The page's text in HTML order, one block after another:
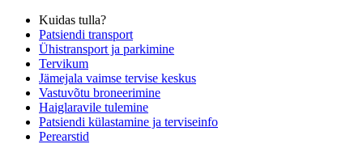
Kuidas tulla?
Patsiendi transport
Ühistransport ja parkimine
Tervikum
Jämejala vaimse tervise keskus
Vastuvõtu broneerimine
Haiglaravile tulemine
Patsiendi külastamine ja terviseinfo
Perearstid